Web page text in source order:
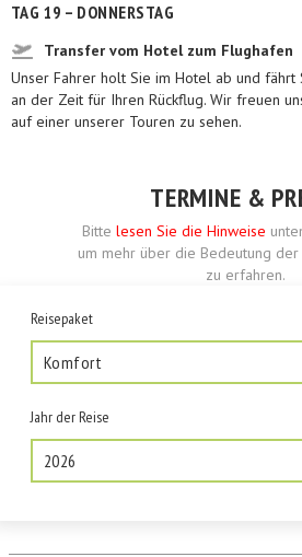
TAG 19 – DONNERSTAG
Transfer vom Hotel zum Flughafen
Unser Fahrer holt Sie im Hotel ab und fährt
an der Zeit für Ihren Rückflug. Wir freuen
auf einer unserer Touren zu sehen.
TERMINE &
Bitte lesen Sie die Hinweise
um mehr über die Bedeutung
zu erfahren.
Reisepaket
Komfort
Jahr der Reise
2026